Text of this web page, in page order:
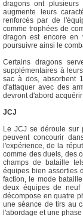
dragons ont
augmente leurs
renforcés par de
comme trophées de
dragon est encore en
poursuivre ainsi le
Certains dragons
supplémentaires à
sac à dos, absorbent
d'attaquer avec des
devront d'abord
JCJ
Le JCJ se déroule sur
peuvent concourir
l'expérience, de la
comme des duels, des
champs de bataille
équipes bien assorties
faction, le mode
deux équipes de neuf
décompose en quatre
une séance de tirs au
l'abordage et une